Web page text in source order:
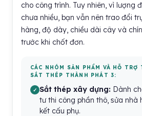
cho công trình. Tuy nhiên, vì lượng
chưa nhiều, bạn vẫn nên trao đổi
hàng, độ dày, chiều dài cây và
trước khi chốt đơn.
CÁC NHÓM SẢN PHẨM VÀ HỖ TRỢ
SẮT THÉP THÀNH PHÁT 3:
Sắt thép xây dựng: Dành
tư thi công phần thô, sửa nhà
kết cấu phụ.